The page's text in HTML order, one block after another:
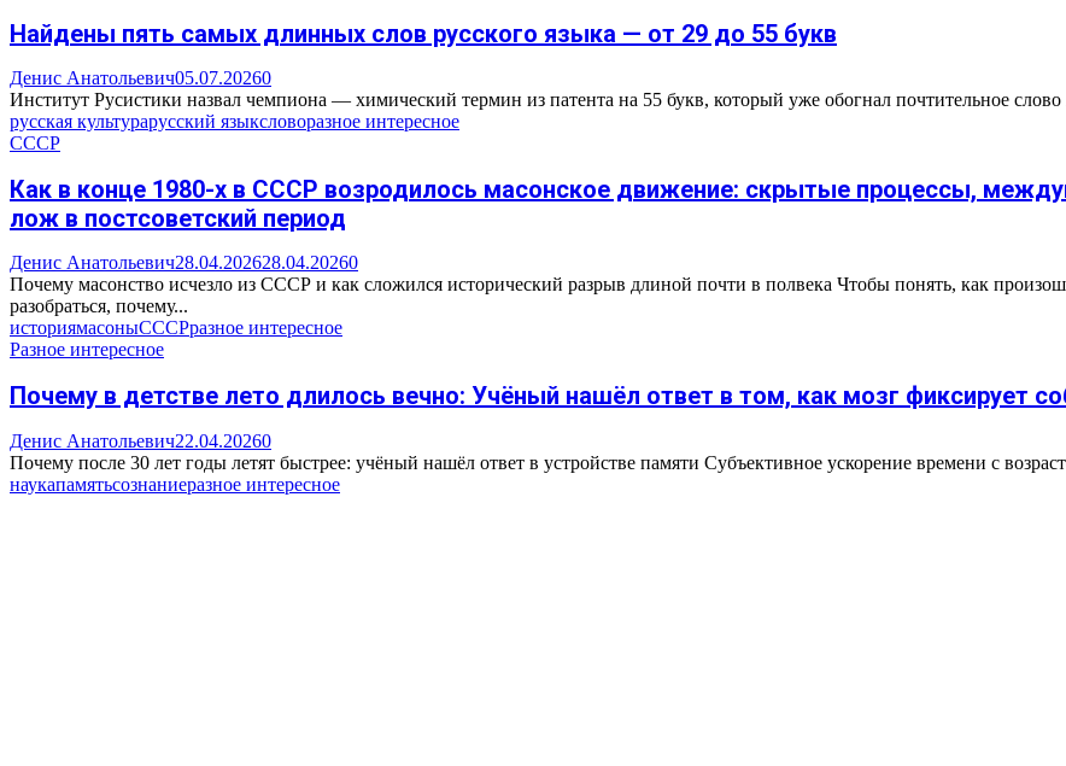
Найдены пять самых длинных слов русского языка — от 29 до 55 букв
Денис Анатольевич05.07.20260
Институт Русистики назвал чемпиона — химический термин из патента на 55 букв, который уже обогнал почтительное
русская культурарусский языксловоразное интересное
СССР
Как в конце 1980-х в СССР возродилось масонское движение: скрытые процессы,
лож в постсоветский период
Денис Анатольевич28.04.202628.04.20260
Почему масонство исчезло из СССР и как сложился исторический разрыв длиной почти в полвека Чтобы понять, как
разобраться, почему...
историямасоныСССРразное интересное
Разное интересное
Почему в детстве лето длилось вечно: Учёный нашёл ответ в том, как мозг фиксирует
Денис Анатольевич22.04.20260
Почему после 30 лет годы летят быстрее: учёный нашёл ответ в устройстве памяти Субъективное ускорение времени с
наукапамятьсознаниеразное интересное